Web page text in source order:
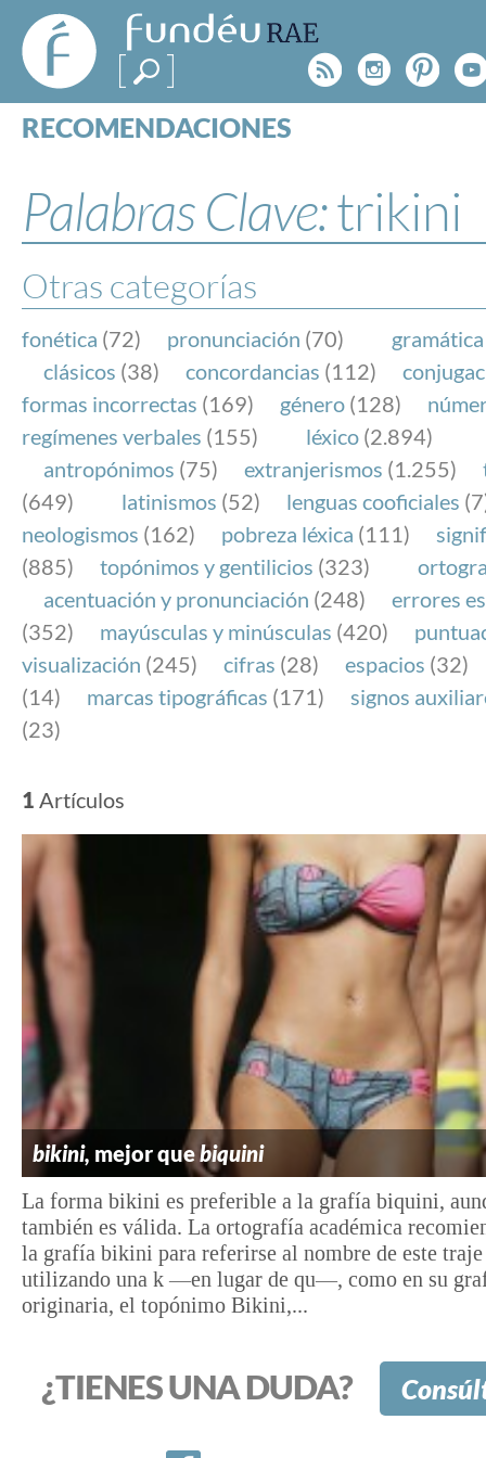
FundéuRAE
- Fundación
del Español
Urgente
Rss
RECOMENDACIONES
ESPECIALES
BLOG
NOTICIAS
SOBRE LA FUNDÉURAE
FundéuRAE es una fundación patrocinada por la
y la Real Academia Española, cuyo objetivo es
el buen uso del español en los medios de
Internet.
Palabras Clave:trikini
Otras categorías
fonética (72) pronunciación (70) gramática
clásicos (38) concordancias (112)
formas incorrectas (169) género (128)
regímenes verbales (155) léxico (2.894)
antropónimos (75) extranjerismos (1.255)
(649)
latinismos (52) lenguas cooficiales
neologismos (162) pobreza léxica (111)
(885)
topónimos y gentilicios (323)
acentuación y pronunciación (248)
errores
(352)
mayúsculas y minúsculas (420)
visualización (245) cifras (28) espacios (32)
(14)
marcas tipográficas (171)
signos
(23)
1 Artículos
bikini, mejor quebiquini
La forma bikini es preferible a la grafía biquini,
también es válida. La ortografía académica
la grafía bikini para referirse al nombre de este traje
utilizando una k —⁠en lugar de qu⁠—, como en su
originaria, el topónimo Bikini,...
¿TIENES UNA DUDA?